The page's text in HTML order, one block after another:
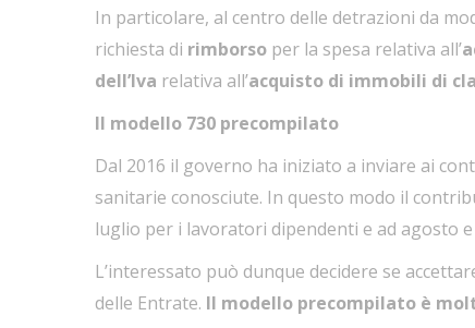
In particolare, al centro delle detrazioni da
richiesta di rimborso per la spesa relativa all’
dell’Iva relativa all’acquisto di immobili di
Il modello 730 precompilato
Dal 2016 il governo ha iniziato a inviare ai
sanitarie conosciute. In questo modo il
luglio per i lavoratori dipendenti e ad agosto
L’interessato può dunque decidere se
delle Entrate. Il modello precompilato è